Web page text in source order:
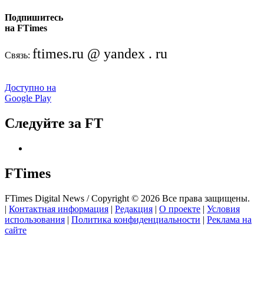
Подпишитесь
на FTimes
Связь: ftimes.ru @ yandex . ru
Доступно на
Google Play
Следуйте за FT
FTimes
FTimes Digital News / Copyright © 2026 Все права защищены.
| Контактная информация | Редакция | О проекте | Условия
использования | Политика конфиденциальности | Реклама на
сайте